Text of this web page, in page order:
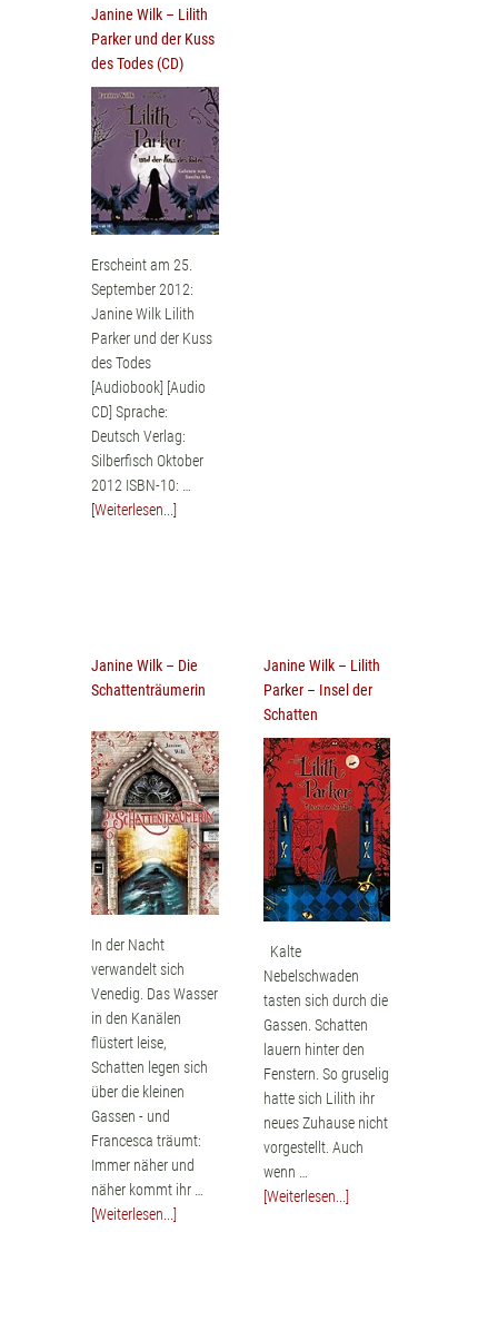
Janine Wilk – Lilith
Parker und der Kuss
des Todes (CD)
Erscheint am 25.
September 2012:
Janine Wilk Lilith
Parker und der Kuss
des Todes
[Audiobook] [Audio
CD] Sprache:
Deutsch Verlag:
Silberfisch Oktober
2012 ISBN-10: …
[Weiterlesen...]
Janine Wilk – Die
Schattenträumerin
In der Nacht
verwandelt sich
Venedig. Das Wasser
in den Kanälen
flüstert leise,
Schatten legen sich
über die kleinen
Gassen - und
Francesca träumt:
Immer näher und
näher kommt ihr …
[Weiterlesen...]
Janine Wilk – Lilith
Parker – Insel der
Schatten
Kalte
Nebelschwaden
tasten sich durch die
Gassen. Schatten
lauern hinter den
Fenstern. So gruselig
hatte sich Lilith ihr
neues Zuhause nicht
vorgestellt. Auch
wenn …
[Weiterlesen...]